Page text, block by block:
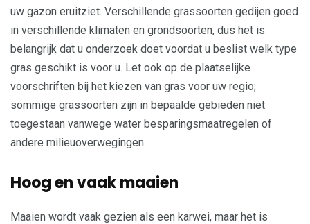
uw gazon eruitziet. Verschillende grassoorten gedijen goed
in verschillende klimaten en grondsoorten, dus het is
belangrijk dat u onderzoek doet voordat u beslist welk type
gras geschikt is voor u. Let ook op de plaatselijke
voorschriften bij het kiezen van gras voor uw regio;
sommige grassoorten zijn in bepaalde gebieden niet
toegestaan vanwege water besparingsmaatregelen of
andere milieuoverwegingen.
Hoog en vaak maaien
Maaien wordt vaak gezien als een karwei, maar het is